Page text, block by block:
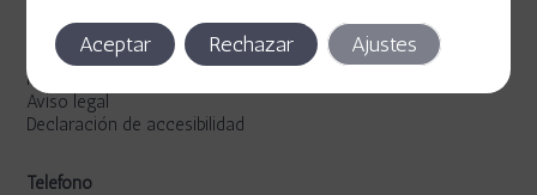
Política de privacidad
Política de cookies
Aviso legal
Declaración de accesibilidad
Teléfono
Aceptar Rechazar Ajustes